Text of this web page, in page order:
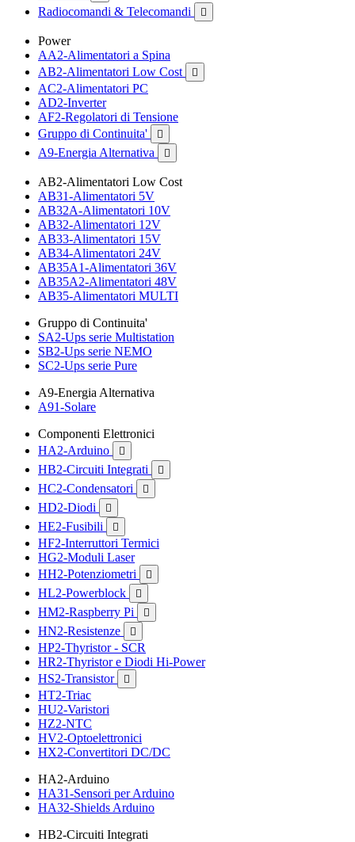
Radiocomandi & Telecomandi 
Power
AA2-Alimentatori a Spina
AB2-Alimentatori Low Cost

AC2-Alimentatori PC
AD2-Inverter
AF2-Regolatori di Tensione
Gruppo di Continuita'

A9-Energia Alternativa 
AB2-Alimentatori Low Cost
AB31-Alimentatori 5V
AB32A-Alimentatori 10V
AB32-Alimentatori 12V
AB33-Alimentatori 15V
AB34-Alimentatori 24V
AB35A1-Alimentatori 36V
AB35A2-Alimentatori 48V
AB35-Alimentatori MULTI
Gruppo di Continuita'
SA2-Ups serie Multistation
SB2-Ups serie NEMO
SC2-Ups serie Pure
A9-Energia Alternativa
A91-Solare
Componenti Elettronici
HA2-Arduino

HB2-Circuiti Integrati 
HC2-Condensatori 
HD2-Diodi 
HE2-Fusibili 
HF2-Interruttori Termici
HG2-Moduli Laser
HH2-Potenziometri

HL2-Powerblock 
HM2-Raspberry Pi 
HN2-Resistenze 
HP2-Thyristor - SCR
HR2-Thyristor e Diodi Hi-Power
HS2-Transistor

HT2-Triac
HU2-Varistori
HZ2-NTC
HV2-Optoelettronici
HX2-Convertitori DC/DC
HA2-Arduino
HA31-Sensori per Arduino
HA32-Shields Arduino
HB2-Circuiti Integrati